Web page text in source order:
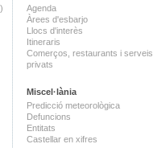
Agenda
Àrees d'esbarjo
Llocs d'interès
Itineraris
Comerços, restaurants i serveis
privats
Miscel·lània
Predicció meteorològica
Defuncions
Entitats
Castellar en xifres